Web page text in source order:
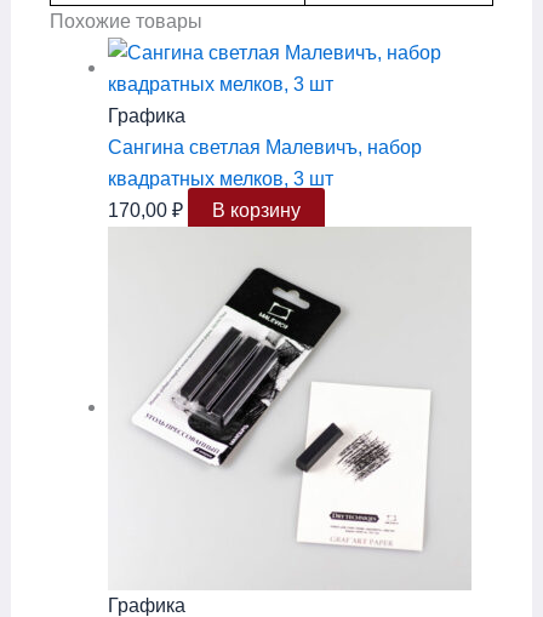
Похожие товары
Графика
Сангина светлая Малевичъ, набор
квадратных мелков, 3 шт
170,00 ₽ В корзину
Графика